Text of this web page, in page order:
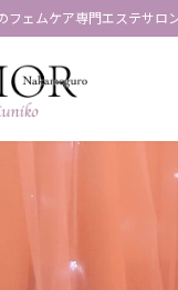
フェムケア専門エステサロ